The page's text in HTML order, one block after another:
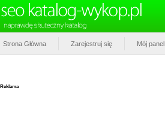
Strona Główna Zarejestruj się Mój panel
Reklama